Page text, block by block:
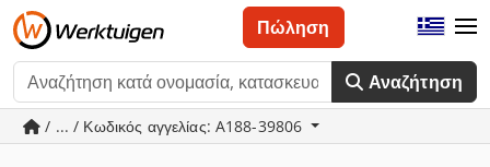
Αναζήτηση
Πώληση
/ ... / Κωδικός αγγελίας: A188-39806